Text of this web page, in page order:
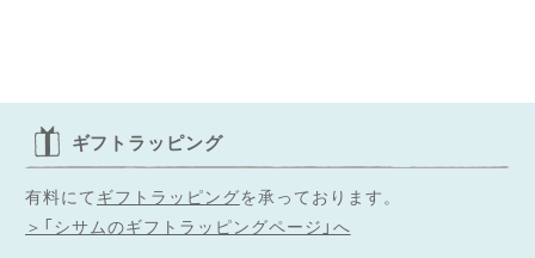
ギフトラッピング
有料にて ギフトラッピングを承っております。
＞「シサムのギフトラッピングページ」へ